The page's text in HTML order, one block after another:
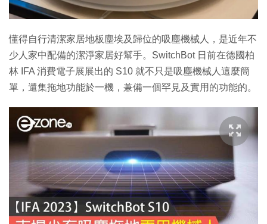
懂得自行清潔家居地板塵埃及歸位的吸塵機械人，是近年不
少人家中配備的潔淨家居好幫手。SwitchBot 日前在德國柏
林 IFA 消費電子展展出的 S10 就不只是吸塵機械人這麼簡
單，還集拖地功能於一機，兼備一個罕見及實用的功能的。